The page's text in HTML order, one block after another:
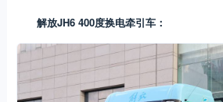
解放JH6 400度换电牵引车：